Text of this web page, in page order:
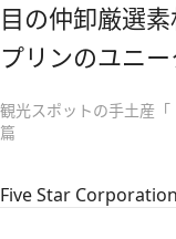
目の仲卸厳選
プリンのユニ
観光スポットの手土産「
篇
Five Star Corporation